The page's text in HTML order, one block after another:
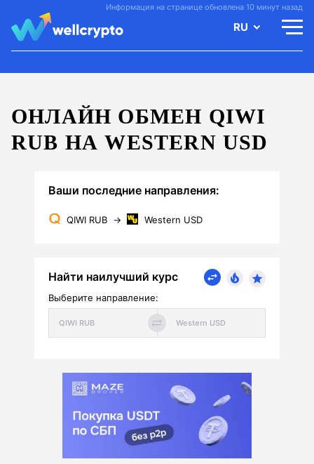
Информация на странице обновлена 10 минут назад
RU
ОНЛАЙН ОБМЕН QIWI
RUB НА WESTERN USD
Ваши последние направления:
QIWI RUB → Western USD
Найти наилучший курс
Выберите направление: